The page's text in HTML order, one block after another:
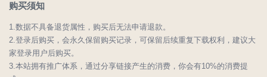
购买须知
1.数据不具备退货属性，购买后无法申请退款。
2.登录后购买，会永久保留购买记录，可保留后续重复下载权利，建议大
家登录用户后购买。
3.本站拥有推广体系，通过分享链接产生的消费，你会有10%的消费提